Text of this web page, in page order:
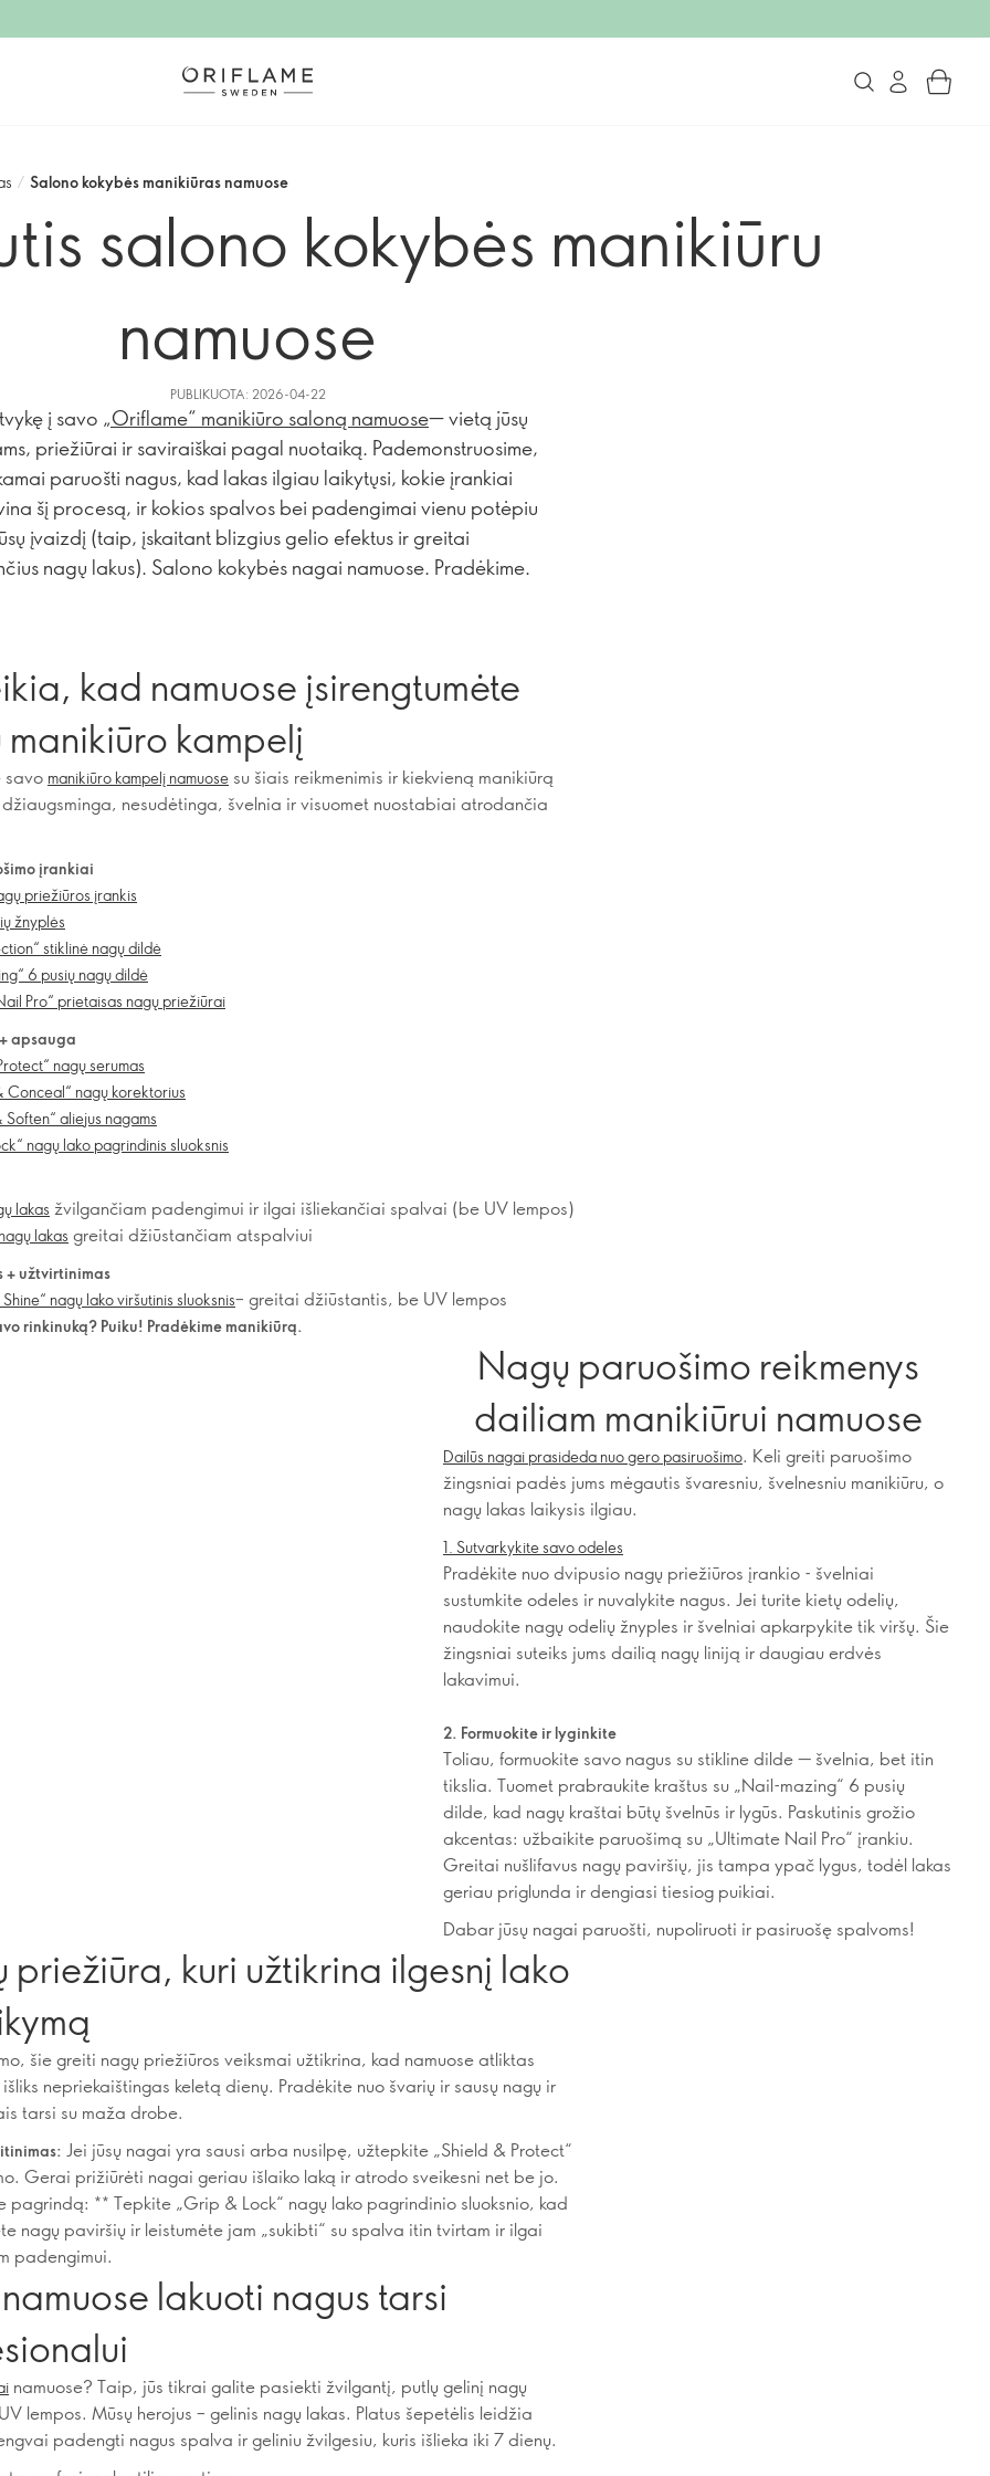
/ Salono kokybės manikiūras namuose
salono kokybės manikiūru
namuose
PUBLIKUOTA: 2026-04-22
į savo „Oriflame“ manikiūro saloną namuose— vietą jūsų
priežiūrai ir saviraiškai pagal nuotaiką. Pademonstruosime,
paruošti nagus, kad lakas ilgiau laikytųsi, kokie įrankiai
šį procesą, ir kokios spalvos bei padengimai vienu potėpiu
įvaizdį (taip, įskaitant blizgius gelio efektus ir greitai
nagų lakus). Salono kokybės nagai namuose. Pradėkime.
kad namuose įsirengtumėte
manikiūro kampelį
savo manikiūro kampelį namuose su šiais reikmenimis ir kiekvieną manikiūrą
nesudėtinga, švelnia ir visuomet nuostabiai atrodančia
įrankiai
priežiūros įrankis
žnyplės
stiklinė nagų dildė
6 pusių nagų dildė
Pro“ prietaisas nagų priežiūrai
apsauga
nagų serumas
Conceal“ nagų korektorius
Soften“ aliejus nagams
nagų lako pagrindinis sluoksnis
lakas žvilgančiam padengimui ir ilgai išliekančiai spalvai (be UV lempos)
lakas greitai džiūstančiam atspalviui
+ užtvirtinimas
nagų lako viršutinis sluoksnis– greitai džiūstantis, be UV lempos
rinkinuką? Puiku! Pradėkime manikiūrą.
Nagų paruošimo reikmenys
dailiam manikiūrui namuose
Dailūs nagai prasideda nuo gero pasiruošimo. Keli greiti paruošimo
žingsniai padės jums mėgautis švaresniu, švelnesniu manikiūru, o
nagų lakas laikysis ilgiau.
1. Sutvarkykite savo odeles
Pradėkite nuo dvipusio nagų priežiūros įrankio - švelniai
sustumkite odeles ir nuvalykite nagus. Jei turite kietų odelių,
naudokite nagų odelių žnyples ir švelniai apkarpykite tik viršų. Šie
žingsniai suteiks jums dailią nagų liniją ir daugiau erdvės
lakavimui.
2. Formuokite ir lyginkite
Toliau, formuokite savo nagus su stikline dilde — švelnia, bet itin
tikslia. Tuomet prabraukite kraštus su „Nail-mazing“ 6 pusių
dilde, kad nagų kraštai būtų švelnūs ir lygūs. Paskutinis grožio
akcentas: užbaikite paruošimą su „Ultimate Nail Pro“ įrankiu.
Greitai nušlifavus nagų paviršių, jis tampa ypač lygus, todėl lakas
geriau priglunda ir dengiasi tiesiog puikiai.
Dabar jūsų nagai paruošti, nupoliruoti ir pasiruošę spalvoms!
priežiūra, kuri užtikrina ilgesnį lako
šie greiti nagų priežiūros veiksmai užtikrina, kad namuose atliktas
nepriekaištingas keletą dienų. Pradėkite nuo švarių ir sausų nagų ir
tarsi su maža drobe.
Jei jūsų nagai yra sausi arba nusilpę, užtepkite „Shield & Protect“
Gerai prižiūrėti nagai geriau išlaiko laką ir atrodo sveikesni net be jo.
pagrindą: ** Tepkite „Grip & Lock“ nagų lako pagrindinio sluoksnio, kad
nagų paviršių ir leistumėte jam „sukibti“ su spalva itin tvirtam ir ilgai
padengimui.
lakuoti nagus tarsi
namuose? Taip, jūs tikrai galite pasiekti žvilgantį, putlų gelinį nagų
lempos. Mūsų herojus – gelinis nagų lakas. Platus šepetėlis leidžia
padengti nagus spalva ir geliniu žvilgesiu, kuris išlieka iki 7 dienų.